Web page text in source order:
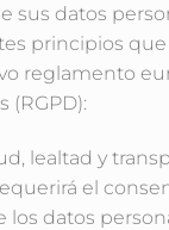
sus datos
principios que
reglamento
(RGPD):
lealtad y
el
los datos